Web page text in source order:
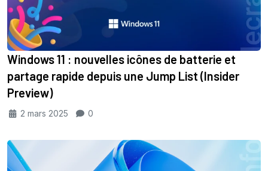
Windows 11 : nouvelles icônes de batterie et
partage rapide depuis une Jump List (Insider
Preview)
2 mars 2025 0